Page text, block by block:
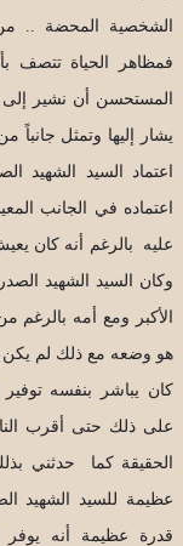
الشخصية المحضة .. من
فمظاهر الحياة تتصف
المستحسن أن نشير إلى
يشار إليها وتمثل
اعتماد السيد الشهيد
اعتماده في الجانب
عليه بالرغم أنه كان
وكان السيد الشهيد
الأكبر ومع أمه بالرغم
هو وضعه مع ذلك لم يكن
كان يباشر بنفسه
على ذلك حتى أقرب
الحقيقة كما حدثني
عظيمة للسيد الشهيد
قدرة عظيمة أنه يوفر